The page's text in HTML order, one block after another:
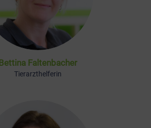
Bettina Faltenbacher
Tierarzthelferin